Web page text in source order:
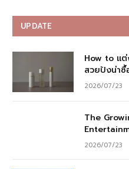
UPDATE
How to แ
สวยปังน่าซื้
2026/07/23
The
2026/07/23